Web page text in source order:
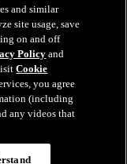
Tous les
les noms des
sous license
Zamboni et la
marques de
Inc. © Frank J.
Toute autre marque
sont la propriété de
and similar
site usage, save
on and off
Policyand
Cookie
you agree
(including
any videos that